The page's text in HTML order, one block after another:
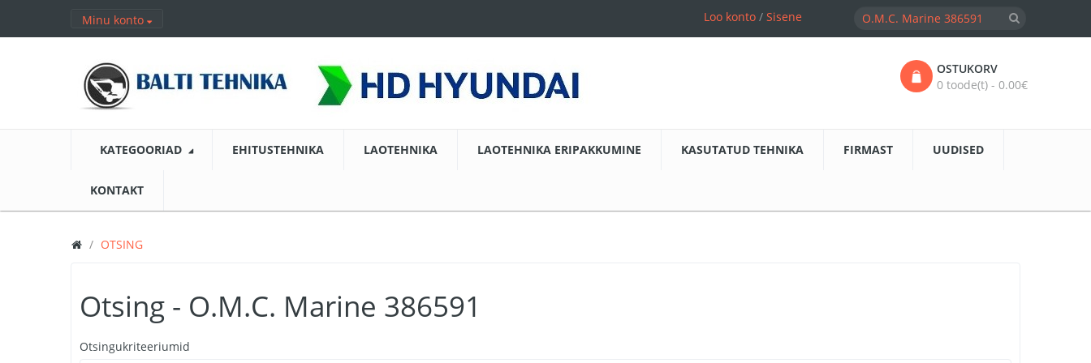
Minu konto Loo konto/ Sisene
OSTUKORV
0 toode(t) - 0.00€
KATEGOORIAD EHITUSTEHNIKA LAOTEHNIKA LAOTEHNIKA ERIPAKKUMINE KASUTATUD TEHNIKA FIRMAST UUDISED
KONTAKT
OTSING
Otsing - O.M.C. Marine 386591
Otsingukriteeriumid